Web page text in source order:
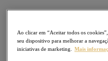
Ao clicar em “Aceitar todos os
seu dispositivo para melhorar a
iniciativas de marketing.
Mais